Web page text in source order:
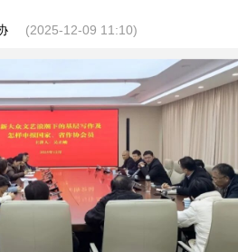
(2025-12-09 11:10)